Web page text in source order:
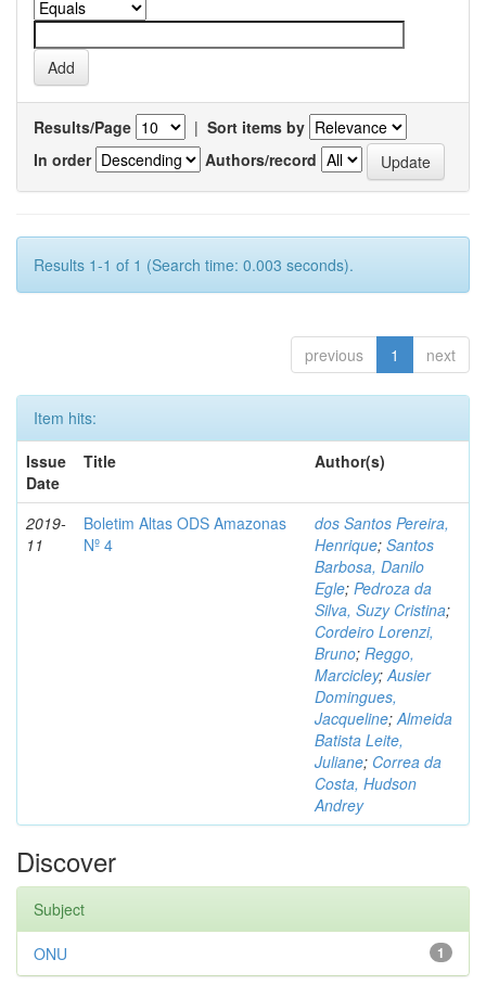
Results/Page | Sort items by
In order
Authors/record
Results 1-1 of 1 (Search time: 0.003 seconds).
previous 1 next
Item hits:
Issue
Date
Title Author(s)
2019-
11
Boletim Altas ODS Amazonas
Nº 4
dos Santos Pereira,
Henrique; Santos
Barbosa, Danilo
Egle; Pedroza da
Silva, Suzy Cristina;
Cordeiro Lorenzi,
Bruno; Reggo,
Marcicley;Ausier
Domingues,
Jacqueline;Almeida
Batista Leite,
Juliane; Correa da
Costa, Hudson
Andrey
Discover
Subject
1
ONU